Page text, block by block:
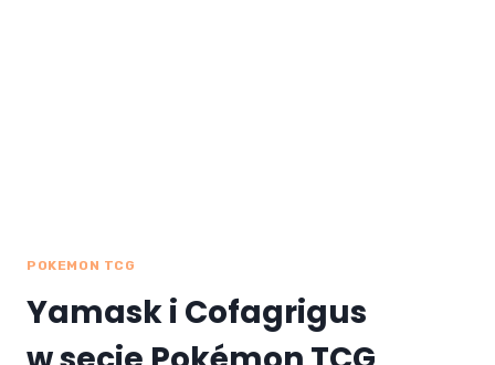
POKEMON TCG
Yamask i Cofagrigus